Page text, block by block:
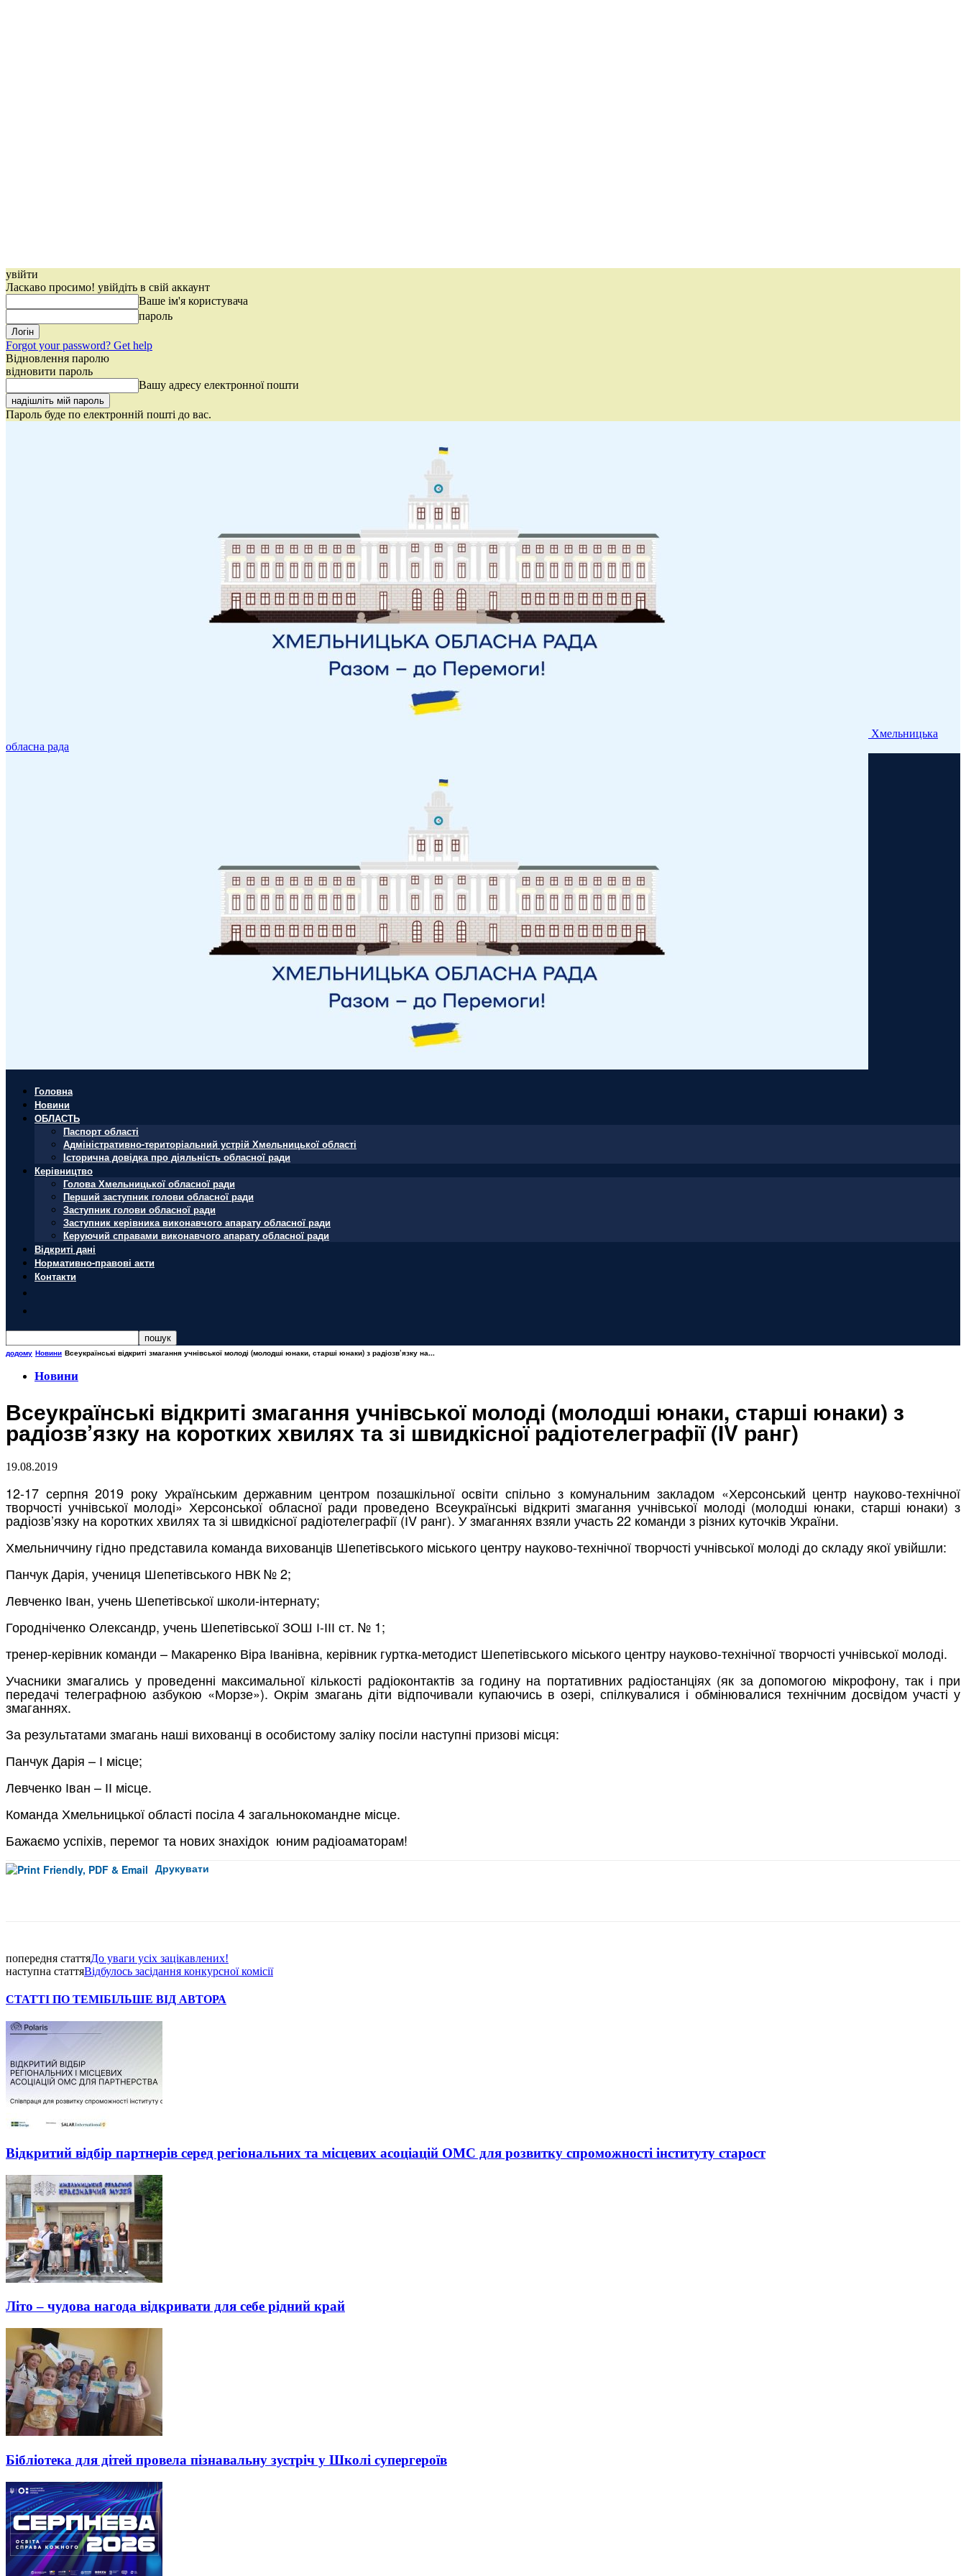
увійти
Ласкаво просимо! увійдіть в свій аккаунт
Ваше ім'я користувача
пароль
Forgot your password? Get help
Відновлення паролю
відновити пароль
Вашу адресу електронної пошти
Пароль буде по електронній пошті до вас.
Хмельницька
обласна рада
Головна
Новини
ОБЛАСТЬ
Паспорт області
Адміністративно-територіальний устрій Хмельницької області
Історична довідка про діяльність обласної ради
Керівництво
Голова Хмельницької обласної ради
Перший заступник голови обласної ради
Заступник голови обласної ради
Заступник керівника виконавчого апарату обласної ради
Керуючий справами виконавчого апарату обласної ради
Відкриті дані
Нормативно-правові акти
Контакти
додому Новини Всеукраїнські відкриті змагання учнівської молоді (молодші юнаки, старші юнаки) з радіозв’язку на...
Новини
Всеукраїнські відкриті змагання учнівської молоді (молодші юнаки, старші юнаки) з
радіозв’язку на коротких хвилях та зі швидкісної радіотелеграфії (ІV ранг)
19.08.2019
12-17 серпня 2019 року Українським державним центром позашкільної освіти спільно з комунальним закладом «Херсонський центр науково-технічної
творчості учнівської молоді» Херсонської обласної ради проведено Всеукраїнські відкриті змагання учнівської молоді (молодші юнаки, старші юнаки) з
радіозв’язку на коротких хвилях та зі швидкісної радіотелеграфії (ІV ранг). У змаганнях взяли участь 22 команди з різних куточків України.
Хмельниччину гідно представила команда вихованців Шепетівського міського центру науково-технічної творчості учнівської молоді до складу якої увійшли:
Панчук Дарія, учениця Шепетівського НВК № 2;
Левченко Іван, учень Шепетівської школи-інтернату;
Городніченко Олександр, учень Шепетівської ЗОШ І-ІІІ ст. № 1;
тренер-керівник команди – Макаренко Віра Іванівна, керівник гуртка-методист Шепетівського міського центру науково-технічної творчості учнівської молоді.
Учасники змагались у проведенні максимальної кількості радіоконтактів за годину на портативних радіостанціях (як за допомогою мікрофону, так і при
передачі телеграфною азбукою «Морзе»). Окрім змагань діти відпочивали купаючись в озері, спілкувалися і обмінювалися технічним досвідом участі у
змаганнях.
За результатами змагань наші вихованці в особистому заліку посіли наступні призові місця:
Панчук Дарія – І місце;
Левченко Іван – ІІ місце.
Команда Хмельницької області посіла 4 загальнокомандне місце.
Бажаємо успіхів, перемог та нових знахідок юним радіоаматорам!
Друкувати
попередня статтяДо уваги усіх зацікавлених!
наступна статтяВідбулось засідання конкурсної комісії
СТАТТІ ПО ТЕМІБІЛЬШЕ ВІД АВТОРА
Відкритий відбір партнерів серед регіональних та місцевих асоціацій ОМС для розвитку спроможності інституту старост
Літо – чудова нагода відкривати для себе рідний край
Бібліотека для дітей провела пізнавальну зустріч у Школі супергероїв